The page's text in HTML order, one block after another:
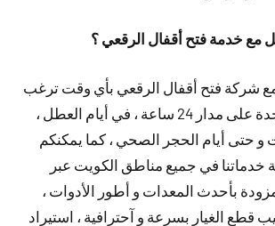
مع خدمة فتح أقفال الرقعي ؟
شركة فتح أقفال الرقعي بأي وقت ترغب
به ، فخدمتنا متواجدة على مدار 24 ساعة ، في أيام العطل ،
و حتى أيام الحجر الصحي ، كما يمكنكم
في جميع مناطق الكويت عبر
بأحدث المعدات و أطور الأدوات ،
قطع الغيار بسرعة و آحترافية ، استيراد